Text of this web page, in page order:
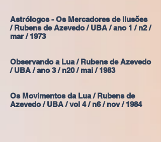
Astrólogos - Os Mercadores de Ilusões
/ Rubens de Azevedo / UBA / ano 1 / n2 /
mar / 1973
Observando a Lua / Rubens de Azevedo
/ UBA / ano 3 / n20 / mai / 1983
Os Movimentos da Lua / Rubens de
Azevedo / UBA / vol 4 / n6 / nov / 1984